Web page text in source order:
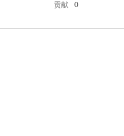
贡献 0